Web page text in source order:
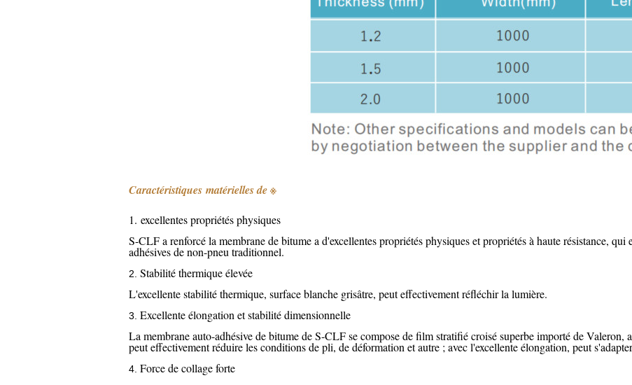
Caractéristiques matérielles de ※
1. excellentes propriétés physiques
S-CLF a renforcé la membrane de bitumea d'excellentes propriétés physiques et propriétés à haute résistance,
adhésives de non-pneu traditionnel.
2. Stabilité thermique élevée
L'excellente stabilité thermique, surface blanche grisâtre, peut effectivement réfléchir la lumière.
3. Excellente élongation et stabilité dimensionnelle
La membrane auto-adhésive de bitume de S-CLF se composedefilm stratifié croisésuperbeimporté de Valeron,
peut effectivement réduire les conditions de pli, de déformation et autre ; avec l'excellente élongation, peut
4. Force de collage forte